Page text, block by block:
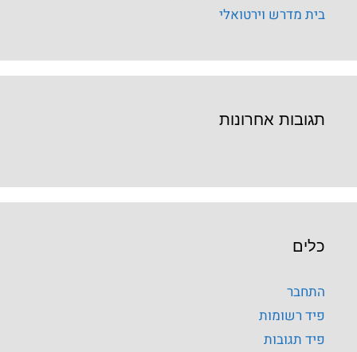
בית מדרש וירטואלי
תגובות אחרונות
כלים
התחבר
פיד רשומות
פיד תגובות